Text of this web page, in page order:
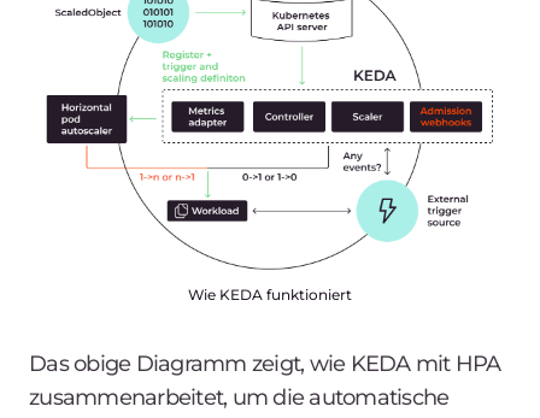
Wie KEDA funktioniert
Das obige Diagramm zeigt, wie KEDA mit HPA
zusammenarbeitet, um die automatische